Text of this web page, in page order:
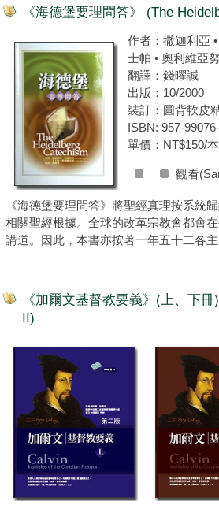
《海德堡要理問答》 (The
作者：撒迦利亞
士帕 • 奧利維亞
翻譯：錢曜誠
出版：10/2000
裝訂：圓背軟皮
ISBN: 957-
單價：NT$150/本
觀看
《海德堡要理問答》將聖經真理按系統
相關聖經根據。全球的改革宗教會都會
講道。因此，本書亦按著一年五十二各
《加爾文基督教要義》(上、下
II)